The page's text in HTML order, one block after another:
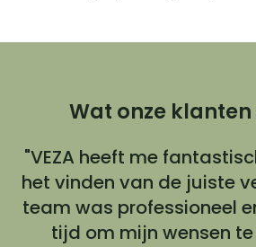
Wat onze
"VEZA heeft me
het vinden van de juiste
team was professioneel
tijd om mijn wensen